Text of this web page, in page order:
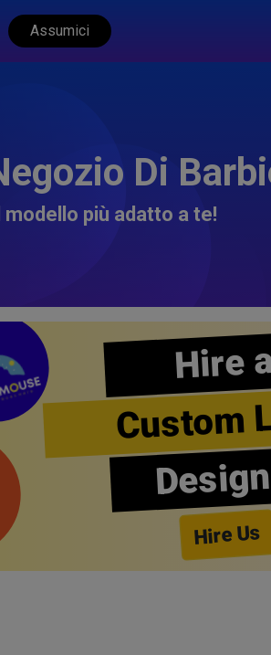
Assumici
Di
modello più adatto a te!
Hire
Custom
Hire Us